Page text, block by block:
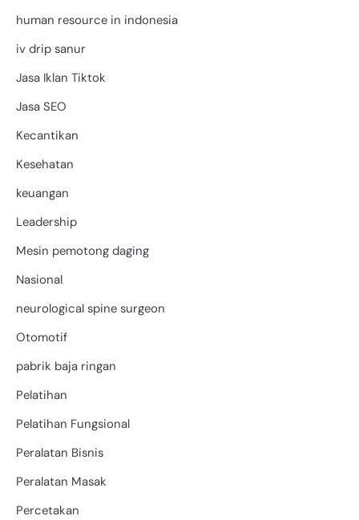
human resource in indonesia
iv drip sanur
Jasa Iklan Tiktok
Jasa SEO
Kecantikan
Kesehatan
keuangan
Leadership
Mesin pemotong daging
Nasional
neurological spine surgeon
Otomotif
pabrik baja ringan
Pelatihan
Pelatihan Fungsional
Peralatan Bisnis
Peralatan Masak
Percetakan